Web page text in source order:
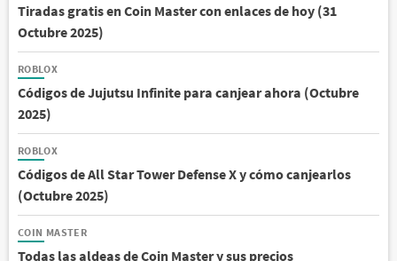
Tiradas gratis en Coin Master con enlaces de hoy (31
Octubre 2025)
ROBLOX
Códigos de Jujutsu Infinite para canjear ahora (Octubre
2025)
ROBLOX
Códigos de All Star Tower Defense X y cómo canjearlos
(Octubre 2025)
COIN MASTER
Todas las aldeas de Coin Master y sus precios